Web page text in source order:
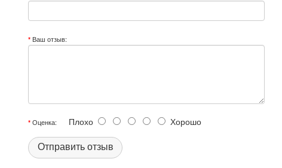
Ваш отзыв:
Оценка: Плохо Хорошо
Отправить отзыв